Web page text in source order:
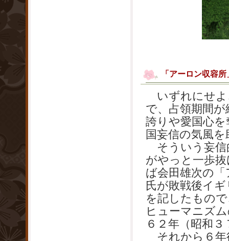
「アーロン収容
いずれにせよ
で、占領期間
誇りや愛国心
国妄信の気風
そういう妄信
がやっと一歩
ば会田雄次の
氏が敗戦後イ
を記したもの
ヒューマニズ
６２年（昭和
それから６年